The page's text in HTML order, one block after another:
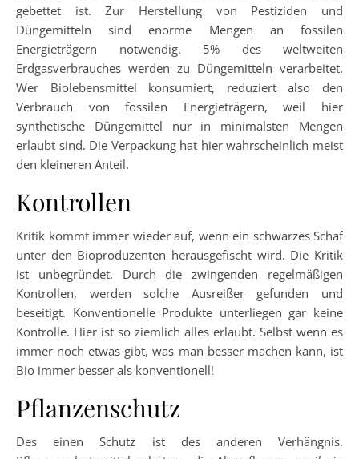
gebettet ist. Zur Herstellung von Pestiziden und
Düngemitteln sind enorme Mengen an fossilen
Energieträgern notwendig. 5% des weltweiten
Erdgasverbrauches werden zu Düngemitteln verarbeitet.
Wer Biolebensmittel konsumiert, reduziert also den
Verbrauch von fossilen Energieträgern, weil hier
synthetische Düngemittel nur in minimalsten Mengen
erlaubt sind. Die Verpackung hat hier wahrscheinlich meist
den kleineren Anteil.
Kontrollen
Kritik kommt immer wieder auf, wenn ein schwarzes Schaf
unter den Bioproduzenten herausgefischt wird. Die Kritik
ist unbegründet. Durch die zwingenden regelmäßigen
Kontrollen, werden solche Ausreißer gefunden und
beseitigt. Konventionelle Produkte unterliegen gar keine
Kontrolle. Hier ist so ziemlich alles erlaubt. Selbst wenn es
immer noch etwas gibt, was man besser machen kann, ist
Bio immer besser als konventionell!
Pflanzenschutz
Des einen Schutz ist des anderen Verhängnis.